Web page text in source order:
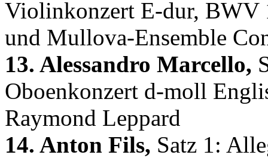
Violinkonzert E-dur,
und Mullova-Ensemble
13. Alessandro Marcello,
Oboenkonzert d-moll
Raymond Leppard
14. Anton Fils, Satz 1: